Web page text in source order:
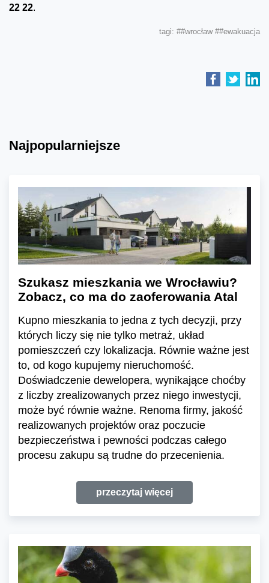
22 22.
tagi: ##wrocław ##ewakuacja
Najpopularniejsze
Szukasz mieszkania we Wrocławiu?
Zobacz, co ma do zaoferowania Atal
Kupno mieszkania to jedna z tych decyzji, przy
których liczy się nie tylko metraż, układ
pomieszczeń czy lokalizacja. Równie ważne jest
to, od kogo kupujemy nieruchomość.
Doświadczenie dewelopera, wynikające choćby
z liczby zrealizowanych przez niego inwestycji,
może być równie ważne. Renoma firmy, jakość
realizowanych projektów oraz poczucie
bezpieczeństwa i pewności podczas całego
procesu zakupu są trudne do przecenienia.
przeczytaj więcej